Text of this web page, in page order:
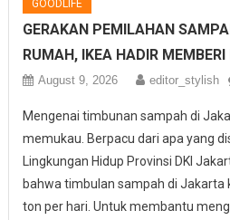
GOODLIFE
GERAKAN PEMILAHAN
RUMAH, IKEA HADIR MEMBERI
August 9, 2026 editor_stylish
Mengenai timbunan sampah di
memukau. Berpacu dari apa yang
Lingkungan Hidup Provinsi DKI
bahwa timbulan sampah di Jakarta
ton per hari. Untuk membantu